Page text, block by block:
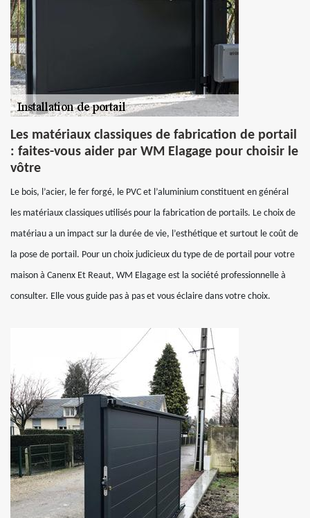
Les matériaux classiques de fabrication de portail
: faites-vous aider par WM Elagage pour choisir le
vôtre
Le bois, l’acier, le fer forgé, le PVC et l’aluminium constituent en général
les matériaux classiques utilisés pour la fabrication de portails. Le choix de
matériau a un impact sur la durée de vie, l’esthétique et surtout le coût de
la pose de portail. Pour un choix judicieux du type de de portail pour votre
maison à Canenx Et Reaut, WM Elagage est la société professionnelle à
consulter. Elle vous guide pas à pas et vous éclaire dans votre choix.